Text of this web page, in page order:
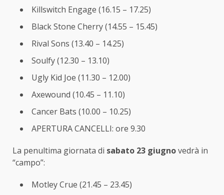
Killswitch Engage (16.15 – 17.25)
Black Stone Cherry (14.55 – 15.45)
Rival Sons (13.40 – 14.25)
Soulfy (12.30 – 13.10)
Ugly Kid Joe (11.30 – 12.00)
Axewound (10.45 – 11.10)
Cancer Bats (10.00 – 10.25)
APERTURA CANCELLI: ore 9.30
La penultima giornata di sabato 23 giugnovedrà in
“campo”:
Motley Crue (21.45 – 23.45)